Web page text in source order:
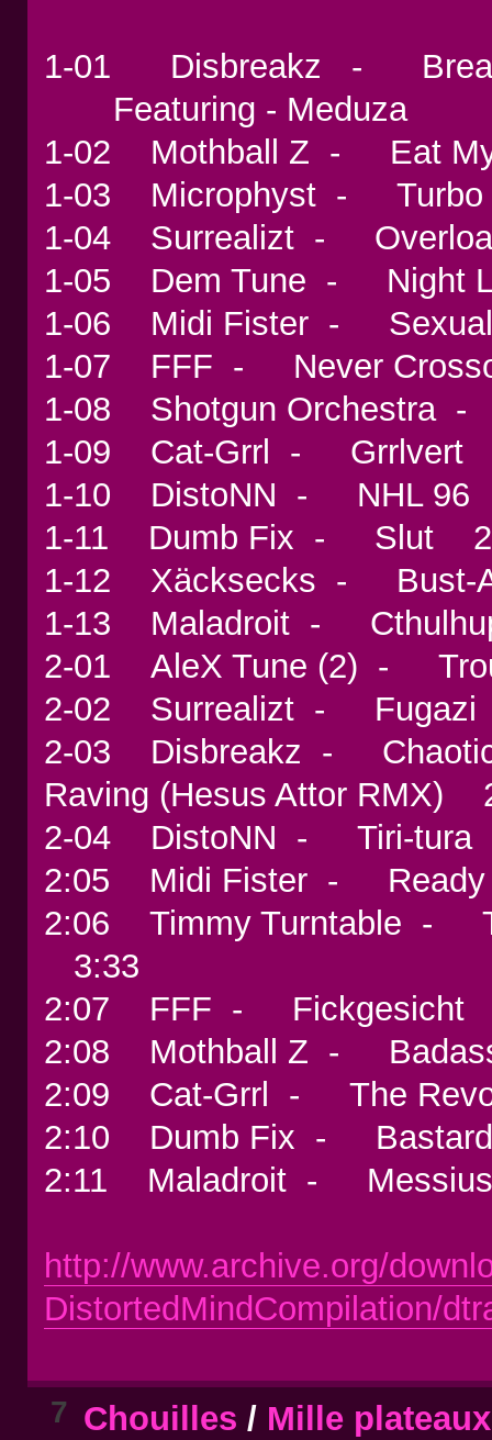
1-01 Disbreakz -
Featuring - Meduza
1-02 Mothball Z - Eat
1-03 Microphyst -
1-04 Surrealizt -
1-05 Dem Tune -
1-06 Midi Fister -
1-07 FFF - Never
1-08 Shotgun
1-09 Cat-Grrl -
1-10 DistoNN - NHL
1-11 Dumb Fix - Slut
1-12 Xäcksecks -
1-13 Maladroit -
2-01 AleX Tune (2) -
2-02 Surrealizt -
2-03 Disbreakz - Chaotic,
Raving (Hesus Attor
2-04 DistoNN - Tiri-
2:05 Midi Fister -
2:06 Timmy Turntable -
3:33
2:07 FFF -
2:08 Mothball Z -
2:09 Cat-Grrl - The
2:10 Dumb Fix -
2:11 Maladroit -
http://www.archive.org/
DistortedMindCompilation/
7 Chouilles / Mille